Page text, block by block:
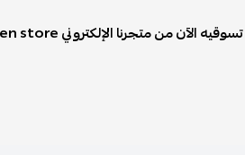
تسوقيه الآن من متجرنا الإلكتروني eseven store واستعدي للتألق بإطلالة استثنائية!